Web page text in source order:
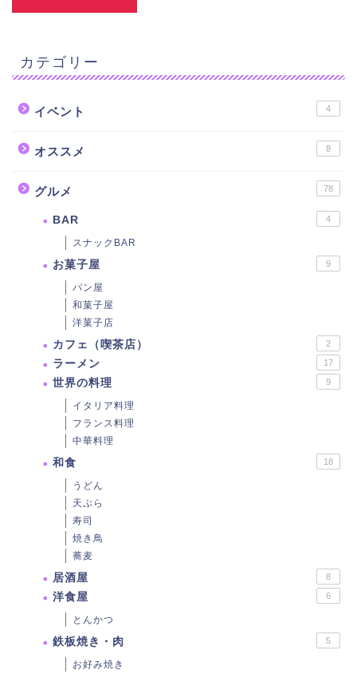
カテゴリー
イベント 4
オススメ 8
グルメ 78
BAR 4
スナックBAR
お菓子屋 9
パン屋
和菓子屋
洋菓子店
カフェ（喫茶店） 2
ラーメン 17
世界の料理 9
イタリア料理
フランス料理
中華料理
和食 18
うどん
天ぷら
寿司
焼き鳥
蕎麦
居酒屋 8
洋食屋 6
とんかつ
鉄板焼き・肉 5
お好み焼き